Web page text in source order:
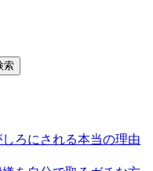
ろにされる本当の理由